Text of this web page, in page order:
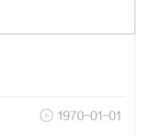
1970-01-01